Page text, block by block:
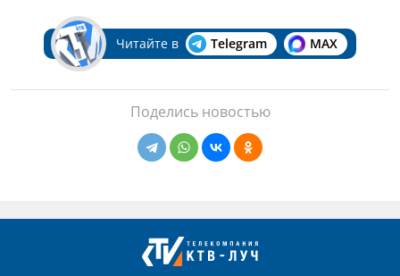
Читайте в Telegram MAX
Поделись новостью